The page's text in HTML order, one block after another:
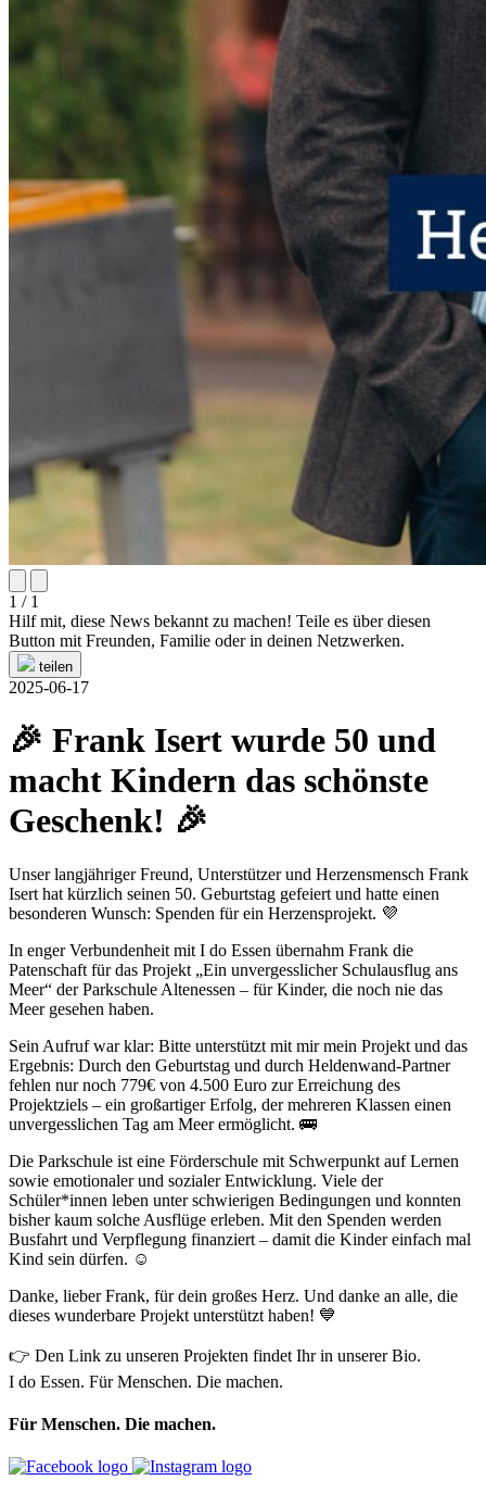
1 / 1
Hilf mit, diese News bekannt zu machen! Teile es über diesen
Button mit Freunden, Familie oder in deinen Netzwerken.
teilen
2025-06-17
🎉 Frank Isert wurde 50 und
macht Kindern das schönste
Geschenk! 🎉
Unser langjähriger Freund, Unterstützer und Herzensmensch Frank
Isert hat kürzlich seinen 50. Geburtstag gefeiert und hatte einen
besonderen Wunsch: Spenden für ein Herzensprojekt. 💜
In enger Verbundenheit mit I do Essen übernahm Frank die
Patenschaft für das Projekt „Ein unvergesslicher Schulausflug ans
Meer“ der Parkschule Altenessen – für Kinder, die noch nie das
Meer gesehen haben.
Sein Aufruf war klar: Bitte unterstützt mit mir mein Projekt und das
Ergebnis: Durch den Geburtstag und durch Heldenwand-Partner
fehlen nur noch 779€ von 4.500 Euro zur Erreichung des
Projektziels – ein großartiger Erfolg, der mehreren Klassen einen
unvergesslichen Tag am Meer ermöglicht. 🚌
Die Parkschule ist eine Förderschule mit Schwerpunkt auf Lernen
sowie emotionaler und sozialer Entwicklung. Viele der
Schüler*innen leben unter schwierigen Bedingungen und konnten
bisher kaum solche Ausflüge erleben. Mit den Spenden werden
Busfahrt und Verpflegung finanziert – damit die Kinder einfach mal
Kind sein dürfen. ☺
Danke, lieber Frank, für dein großes Herz. Und danke an alle, die
dieses wunderbare Projekt unterstützt haben! 💙
👉 Den Link zu unseren Projekten findet Ihr in unserer Bio.
I do Essen. Für Menschen. Die machen.
Für Menschen. Die machen.